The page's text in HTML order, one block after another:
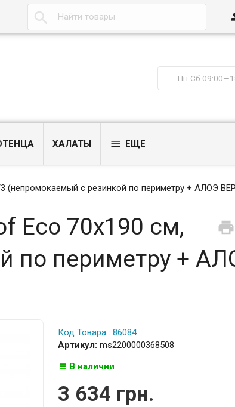

Пн-Сб
ХАЛАТЫ  ЕЩЕ
(непромокаемый с резинкой по периметру + АЛОЭ

Eco 70x190 см,
по периметру +
Код Товара : 86084
Артикул: ms2200000368508
В наличии
3 634 грн.